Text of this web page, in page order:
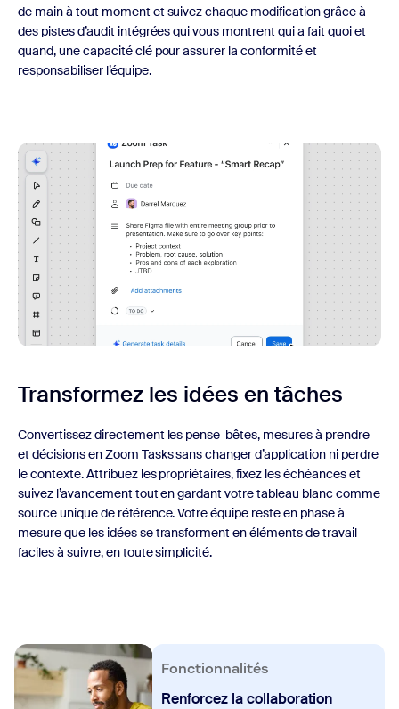
de main à tout moment et suivez chaque modification grâce à
des pistes d’audit intégrées qui vous montrent qui a fait quoi et
quand, une capacité clé pour assurer la conformité et
responsabiliser l’équipe.
Transformez les idées en tâches
Convertissez directement les pense-bêtes, mesures à prendre
et décisions en Zoom Tasks sans changer d’application ni perdre
le contexte. Attribuez les propriétaires, fixez les échéances et
suivez l’avancement tout en gardant votre tableau blanc comme
source unique de référence. Votre équipe reste en phase à
mesure que les idées se transforment en éléments de travail
faciles à suivre, en toute simplicité.
Fonctionnalités
Renforcez la collaboration